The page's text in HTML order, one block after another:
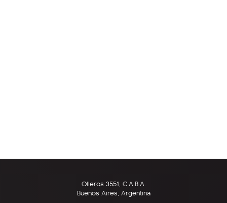
Olleros 3551, C.A.B.A.
Buenos Aires, Argentina